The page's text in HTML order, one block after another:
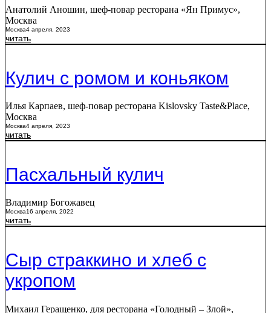
Анатолий Аношин, шеф-повар ресторана «Ян Примус»,
Москва
Москва4 апреля, 2023
читать
Кулич с ромом и коньяком
Илья Карпаев, шеф-повар ресторана Kislovsky Taste&Place,
Москва
Москва4 апреля, 2023
читать
Пасхальный кулич
Владимир Богожавец
Москва16 апреля, 2022
читать
Сыр страккино и хлеб с
укропом
Михаил Геращенко, для ресторана «Голодный – Злой»,